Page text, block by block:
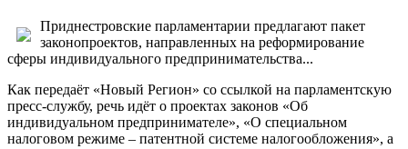
Приднестровские парламентарии предлагают пакет
законопроектов, направленных на реформирование
сферы индивидуального предпринимательства...
Как передаёт «Новый Регион» со ссылкой на парламентскую
пресс-службу, речь идёт о проектах законов «Об
индивидуальном предпринимателе», «О специальном
налоговом режиме – патентной системе налогообложения», а